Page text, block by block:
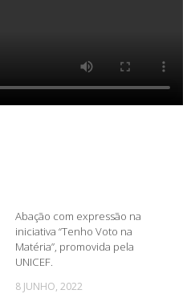
Abação com expressão na
iniciativa “Tenho Voto na
Matéria”, promovida pela
UNICEF.
8 JUNHO, 2022